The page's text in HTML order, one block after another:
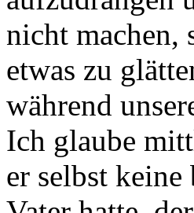
nicht machen,
etwas zu
während
Ich glaube
er selbst keine